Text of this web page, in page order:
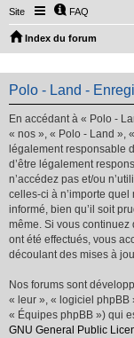
Site FAQ
Index du forum
Polo - Land -
En accédant à « Polo -
« nos », « Polo - Land »,
légalement responsable
d’être légalement
n’accédez pas et/ou
celles-ci à n’importe
informé, bien qu’il soit
même. Si vous continuez
ont été effectués, vous
découlant des mises à
Nos forums sont
« leur », « logiciel phpBB
« Équipes phpBB ») qui
GNU General Public